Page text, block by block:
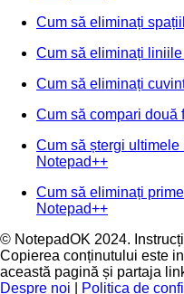
Cum să eliminați
Cum să eliminați
Cum să eliminați
Cum să compari două
Cum să ștergi
Notepad++
Cum să eliminați
Notepad++
© NotepadOK 2024.
Copierea conținutului este
această pagină și partaja
Despre noi
Politica de